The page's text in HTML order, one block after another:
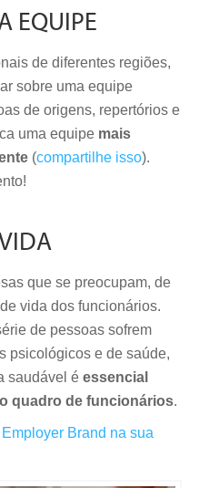
EQUIPE
de diferentes regiões,
sobre uma equipe
de origens, repertórios e
uma equipe mais
(compartilhe isso).
que se preocupam, de
vida dos funcionários.
de pessoas sofrem
psicológicos e de saúde,
saudável é essencial
quadro de funcionários.
Brand na sua